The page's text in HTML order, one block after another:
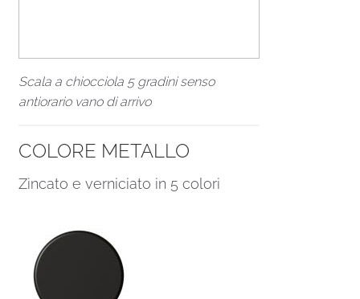
Scala a chiocciola 5 gradini senso
antiorario vano di arrivo
COLORE METALLO
Zincato e verniciato in 5 colori